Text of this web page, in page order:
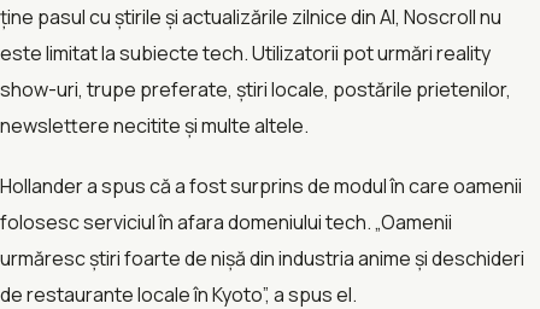
ține pasul cu știrile și actualizările zilnice din AI, Noscroll nu
este limitat la subiecte tech. Utilizatorii pot urmări reality
show-uri, trupe preferate, știri locale, postările prietenilor,
newslettere necitite și multe altele.
Hollander a spus că a fost surprins de modul în care oamenii
folosesc serviciul în afara domeniului tech. „Oamenii
urmăresc știri foarte de nișă din industria anime și deschideri
de restaurante locale în Kyoto”, a spus el.